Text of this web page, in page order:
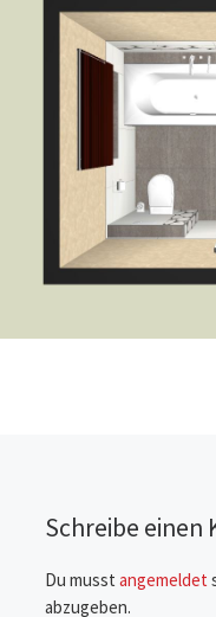
Schreibe einen
Du musst angemeldet
abzugeben.